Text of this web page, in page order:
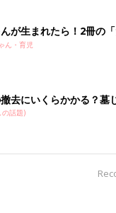
が生まれたら！2冊の「
ん・育児
去にいくらかかる？墓
の話題)